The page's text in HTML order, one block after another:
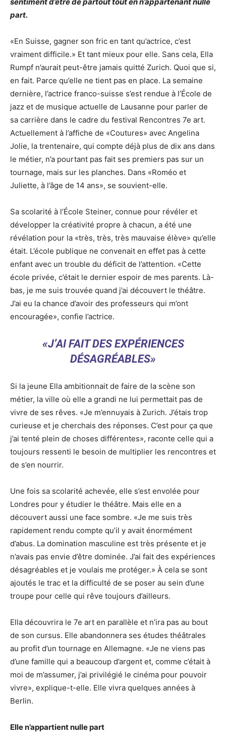
part.
«En Suisse, gagner son fric en tant qu’actrice, c’est
vraiment difficile.» Et tant mieux pour elle. Sans cela, Ella
Rumpf n’aurait peut-être jamais quitté Zurich. Quoi que si,
en fait. Parce qu’elle ne tient pas en place. La semaine
dernière, l’actrice franco-suisse s’est rendue à l’École de
jazz et de musique actuelle de Lausanne pour parler de
sa carrière dans le cadre du festival Rencontres 7e art.
Actuellement à l’affiche de «Coutures» avec Angelina
Jolie, la trentenaire, qui compte déjà plus de dix ans dans
le métier, n’a pourtant pas fait ses premiers pas sur un
tournage, mais sur les planches. Dans «Roméo et
Juliette, à l’âge de 14 ans», se souvient-elle.
Sa scolarité à l’École Steiner, connue pour révéler et
développer la créativité propre à chacun, a été une
révélation pour la «très, très, très mauvaise élève» qu’elle
était. L’école publique ne convenait en effet pas à cette
enfant avec un trouble du déficit de l’attention. «Cette
école privée, c’était le dernier espoir de mes parents. Là-
bas, je me suis trouvée quand j’ai découvert le théâtre.
J’ai eu la chance d’avoir des professeurs qui m’ont
encouragée», confie l’actrice.
«J’AI FAIT DES EXPÉRIENCES
DÉSAGRÉABLES»
Si la jeune Ella ambitionnait de faire de la scène son
métier, la ville où elle a grandi ne lui permettait pas de
vivre de ses rêves. «Je m’ennuyais à Zurich. J’étais trop
curieuse et je cherchais des réponses. C’est pour ça que
j’ai tenté plein de choses différentes», raconte celle qui a
toujours ressenti le besoin de multiplier les rencontres et
de s’en nourrir.
Une fois sa scolarité achevée, elle s’est envolée pour
Londres pour y étudier le théâtre. Mais elle en a
découvert aussi une face sombre. «Je me suis très
rapidement rendu compte qu’il y avait énormément
d’abus. La domination masculine est très présente et je
n’avais pas envie d’être dominée. J’ai fait des expériences
désagréables et je voulais me protéger.» À cela se sont
ajoutés le trac et la difficulté de se poser au sein d’une
troupe pour celle qui rêve toujours d’ailleurs.
Ella découvrira le 7e art en parallèle et n’ira pas au bout
de son cursus. Elle abandonnera ses études théâtrales
au profit d’un tournage en Allemagne. «Je ne viens pas
d’une famille qui a beaucoup d’argent et, comme c’était à
moi de m’assumer, j’ai privilégié le cinéma pour pouvoir
vivre», explique-t-elle. Elle vivra quelques années à
Berlin.
Elle n’appartient nulle part